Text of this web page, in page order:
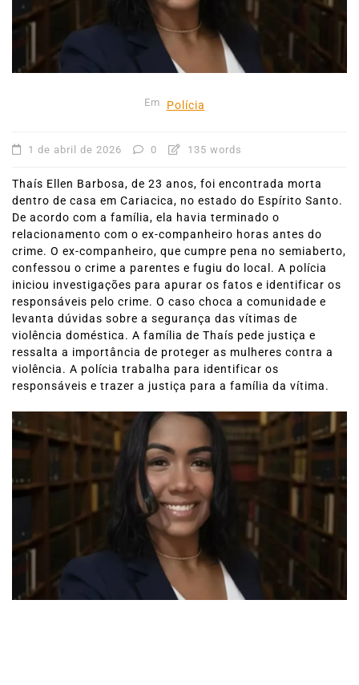
Em Polícia
1 de abril de 2026 0 135 words
Thaís Ellen Barbosa, de 23 anos, foi encontrada morta
dentro de casa em Cariacica, no estado do Espírito Santo.
De acordo com a família, ela havia terminado o
relacionamento com o ex-companheiro horas antes do
crime. O ex-companheiro, que cumpre pena no semiaberto,
confessou o crime a parentes e fugiu do local. A polícia
iniciou investigações para apurar os fatos e identificar os
responsáveis pelo crime. O caso choca a comunidade e
levanta dúvidas sobre a segurança das vítimas de
violência doméstica. A família de Thaís pede justiça e
ressalta a importância de proteger as mulheres contra a
violência. A polícia trabalha para identificar os
responsáveis e trazer a justiça para a família da vítima.